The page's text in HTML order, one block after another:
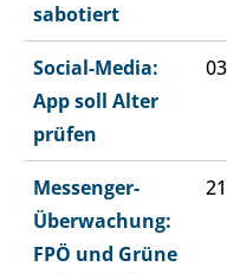
sabotiert
Social-Media:
App soll Alter
prüfen
Messenger-
Überwachung:
FPÖ und Grüne